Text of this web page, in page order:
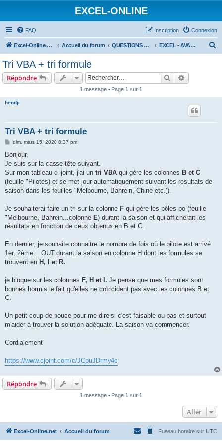
EXCEL-ONLINE
FAQ Connexion
Inscription
Excel-Online.net Accueil du forum QUESTIONS EXCEL EXCEL - AVANCÉ
Tri VBA + tri formule
Répondre Rechercher
1 message • Page 1 sur 1
hendji
Tri VBA + tri formule
M
s
a
g
dim. mars 15, 2020 8:37 pm
Bonjour,
Je suis sur la casse tête suivant.
Sur mon tableau ci-joint, j'ai un tri VBA qui gère les colonnes B et C
(feuille "Pilotes) et se met jour automatiquement suivant les résultats de
saison dans les feuilles "Melbourne, Bahrein, Chine etc.)).
Je souhaiterai faire un tri sur la colonne F qui gère les pôles po (feuille
"Melbourne, Bahrein...colonne E) durant la saison et qui afficherait les
résultats en fonction de ceux obtenus en B et C.
En dernier, je souhaite connaitre le nombre de fois où le pilote est arrivé
1er, 2ème....OUT durant la saison en colonne H dont les formules se
trouvent en H, I et R.
je bloque sur les colonnes F, H et I. Je pense que mes formules sont
bonnes hormis le fait qu'elles ne coïncident pas avec les colonnes B et
C.
Un petit coup de pouce pour me dire si c'est faisable ou pas et surtout
m'aider à trouver la solution adéquate. La saison va commencer.
Cordialement
https://www.cjoint.com/c/JCpuJDrmy4c
Répondre
1 message • Page 1 sur 1
Aller
Excel-Online.net Accueil du forum Fuseau horaire sur UTC